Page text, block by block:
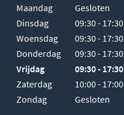
Maandag
Gesloten
Dinsdag
09:30 - 17:30
Woensdag
09:30 - 17:30
Donderdag
09:30 - 17:30
Vrijdag
09:30 - 17:30
Zaterdag
10:00 - 17:00
Zondag
Gesloten